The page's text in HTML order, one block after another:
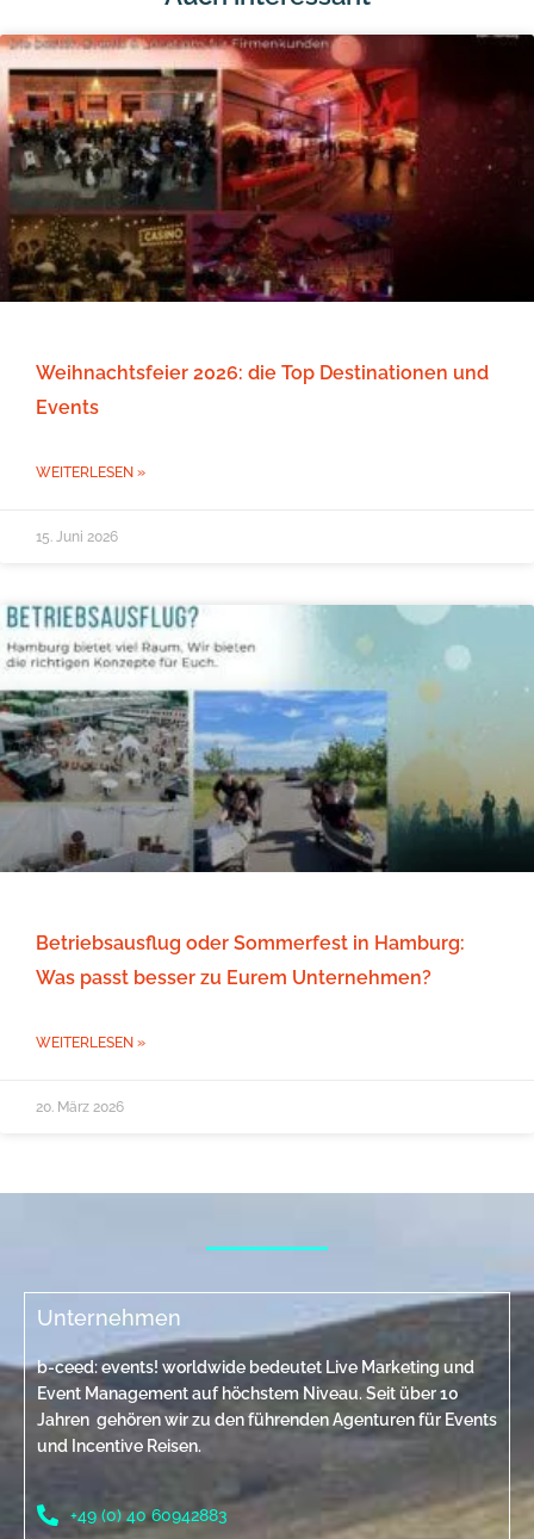
Weihnachtsfeier 2026: die Top Destinationen und
Events
WEITERLESEN »
15. Juni 2026
Betriebsausflug oder Sommerfest in Hamburg:
Was passt besser zu Eurem Unternehmen?
WEITERLESEN »
20. März 2026
Unternehmen
b-ceed: events! worldwide bedeutet Live Marketing und
Event Management auf höchstem Niveau. Seit über 10
Jahren gehören wir zu den führenden Agenturen für Events
und Incentive Reisen.
+49 (0) 40 60942883